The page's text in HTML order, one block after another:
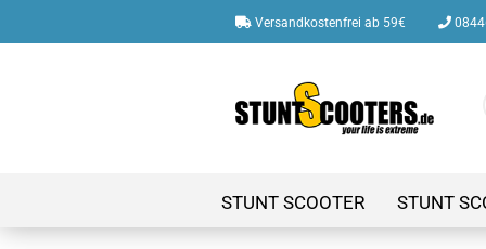
Versandkostenfrei ab 59€
STUNT SCOOTER STUNT